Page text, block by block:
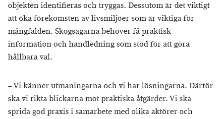
objekten identifieras och tryggas. Dessutom är det viktigt
att öka förekomsten av livsmiljöer som är viktiga för
mångfalden. Skogsägarna behöver få praktisk
information och handledning som stöd för att göra
hållbara val.
– Vi känner utmaningarna och vi har lösningarna. Därför
ska vi rikta blickarna mot praktiska åtgärder. Vi ska
sprida god praxis i samarbete med olika aktörer och